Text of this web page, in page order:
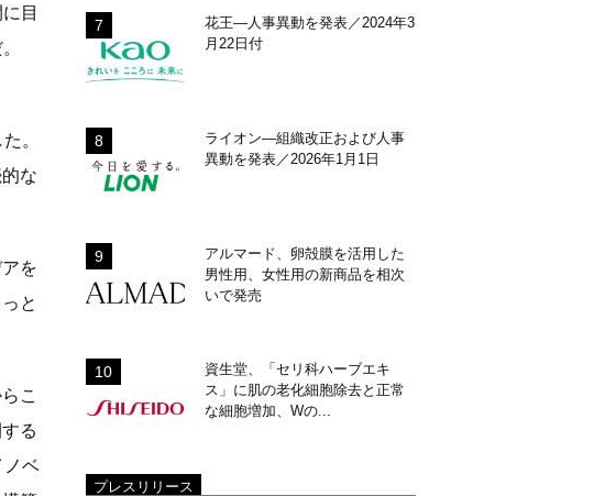
目
。
な
を
と
こ
る
ノベ
花王―人事異動を発表／2024年3
月22日付
ライオン―組織改正および人事
異動を発表／2026年1月1日
アルマード、卵殻膜を活用した
男性用、女性用の新商品を相次
いで発売
資生堂、「セリ科ハーブエキ
ス」に肌の老化細胞除去と正常
な細胞増加、Wの...
プレスリリース